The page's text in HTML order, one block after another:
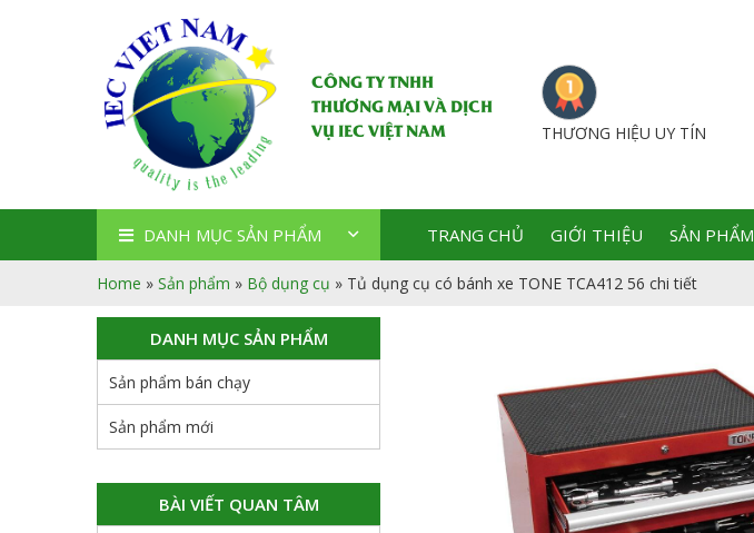
CÔNG TY TNHH
THƯƠNG MẠI VÀ DỊCH
VỤ IEC VIỆT NAM
THƯƠNG HIỆU UY TÍN
DANH MỤC SẢN PHẨM TRANG CHỦ GIỚI THIỆU SẢN PHẨM
Home » Sản phẩm » Bộ dụng cụ » Tủ dụng cụ có bánh xe TONE TCA412 56 chi tiết
DANH MỤC SẢN PHẨM
Sản phẩm bán chạy
Sản phẩm mới
BÀI VIẾT QUAN TÂM